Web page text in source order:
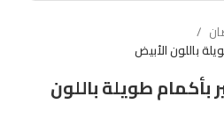
باللون الأبيض
طويلة باللون